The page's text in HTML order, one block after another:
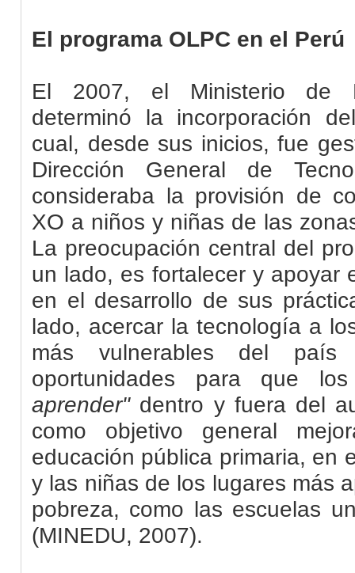
El programa OLPC en el Perú
El 2007, el Ministerio de
determinó la incorporación
cual, desde sus inicios, fue
Dirección General de
consideraba la provisión de
XO a niños y niñas de las
La preocupación central del
un lado, es fortalecer y apoyar
en el desarrollo de sus
lado, acercar la tecnología a
más vulnerables del país
oportunidades para que
aprender"dentro y fuera del
como objetivo general
educación pública primaria, en
y las niñas de los lugares más
pobreza, como las escuelas
(MINEDU, 2007).